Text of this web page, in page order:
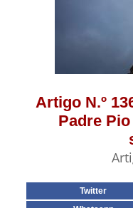
Artigo N.º
Padre
Twitter